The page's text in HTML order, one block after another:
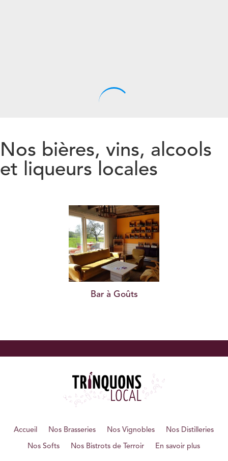
Nos bières, vins, alcools
et liqueurs locales
Bar à Goûts
Accueil Nos Brasseries Nos Vignobles Nos Distilleries
Nos Softs Nos Bistrots de Terroir En savoir plus